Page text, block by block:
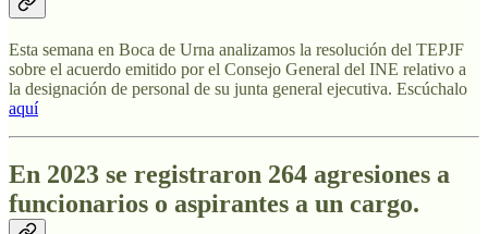
Esta semana en Boca de Urna analizamos la resolución del TEPJF
sobre el acuerdo emitido por el Consejo General del INE relativo a
la designación de personal de su junta general ejecutiva. Escúchalo
aquí
En 2023 se registraron 264 agresiones a
funcionarios o aspirantes a un cargo.